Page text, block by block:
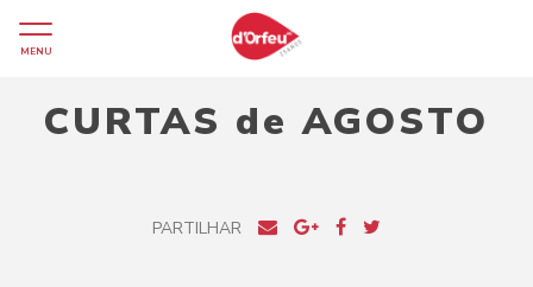
MENU
CURTAS de AGOSTO
PARTILHAR